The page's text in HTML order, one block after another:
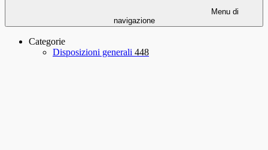
Menu di
navigazione
Categorie
Disposizioni generali 448